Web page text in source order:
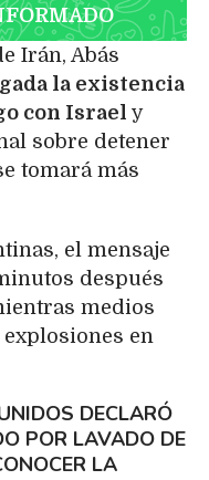
Irán, Abás
la existencia
con Israel y
sobre detener
tomará más
el mensaje
después
medios
en
DECLARÓ
POR LAVADO DE
LA